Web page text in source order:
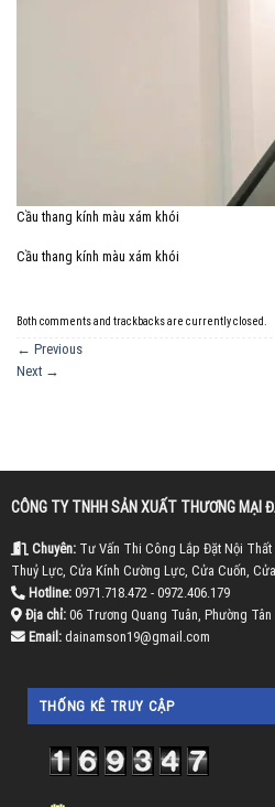
Cầu thang kính màu xám khói
Cầu thang kính màu xám khói
Both comments and trackbacks are currently closed.
← Previous
Next →
CÔNG TY TNHH SẢN XUẤT THƯƠNG MẠI
Chuyên:Tư Vấn Thi Công Lắp Đặt Nội Thất
Thuỷ Lực, Cửa Kính Cường Lực, Cửa Cuốn,
Hotline:0971.718.472 - 0972.406.179
Địa chỉ:06 Trương Quang Tuân, Phường
Email:dainamson19@gmail.com
THỐNG KÊ TRUY CẬP